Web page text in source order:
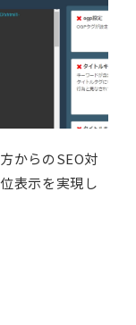
からのSEO対
表示を実現し